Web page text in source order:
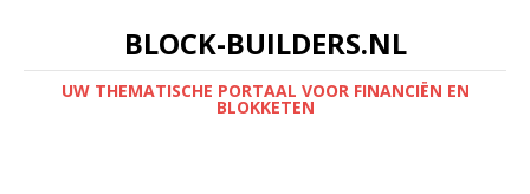
BLOCK-BUILDERS.NL
UW THEMATISCHE PORTAAL VOOR FINANCIËN EN
BLOKKETEN